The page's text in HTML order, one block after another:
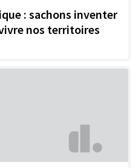
: sachons inventer
nos territoires